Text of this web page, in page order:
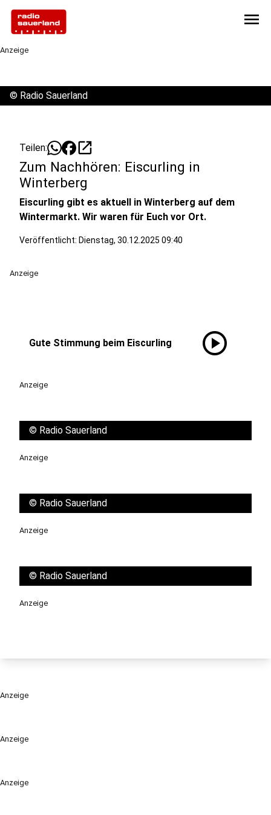
menu
Anzeige
Anzeige
Anzeige
© Radio Sauerland
Teilen: open_in_new
Zum Nachhören: Eiscurling in
Winterberg
Eiscurling gibt es aktuell in Winterberg auf dem
Wintermarkt. Wir waren für Euch vor Ort.
Veröffentlicht: Dienstag, 30.12.2025 09:40
Anzeige
Gute Stimmung beim Eiscurling play_circle
Anzeige
© Radio Sauerland
Anzeige
© Radio Sauerland
Anzeige
© Radio Sauerland
Anzeige
Anzeige